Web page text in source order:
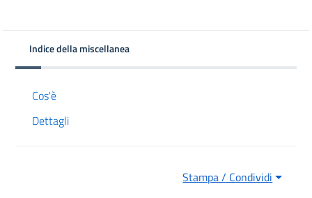
Indice della miscellanea
Cos'è
Dettagli
Stampa / Condividi